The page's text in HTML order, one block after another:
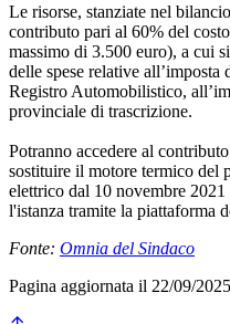
Le risorse, stanziate nel
contributo pari al 60% del
massimo di 3.500 euro), a cui
delle spese relative
Registro Automobilistico,
provinciale di trascrizione.
Potranno accedere al
sostituire il motore termico del
elettrico dal 10 novembre
l'istanza tramite la piattaforma
Fonte: Omnia del Sindaco
Pagina aggiornata il 22/09/2025